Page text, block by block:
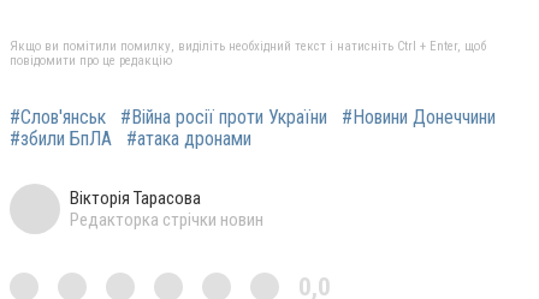
Якщо ви помітили помилку, виділіть необхідний текст і натисніть Ctrl + Enter, щоб
повідомити про це редакцію
#Слов'янськ #Війна росії проти України
#Новини Донеччини
#збили БпЛА
#атака дронами
Вікторія Тарасова
Редакторка стрічки новин
0,0